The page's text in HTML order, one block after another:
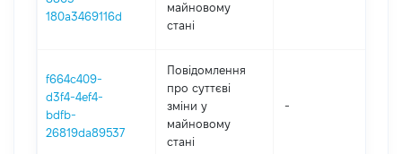
180a3469116d
майновому
стані
f664c409-
d3f4-4ef4-
bdfb-
26819da89537
Повідомлення
про суттєві
зміни y
майновому
стані
-